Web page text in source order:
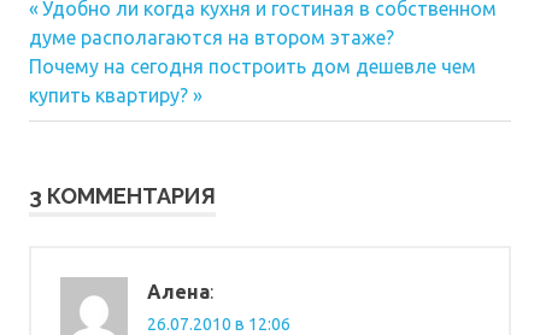
Навигация
по
записям
Предыдущая
запись:
Удобно ли когда кухня и гостиная в собственном
думе располагаются на втором этаже?
Следующая
запись:
Почему на сегодня построить дом дешевле чем
купить квартиру?
3 КОММЕНТАРИЯ
Алена:
26.07.2010 в 12:06